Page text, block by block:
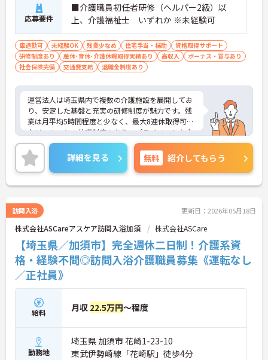
応募要件
■介護職員初任者研修（ヘルパー2級）以
上、介護福祉士 いずれか ※未経験可
車通勤可 未経験OK 残業少なめ 住宅手当・補助
資格取得サポート
研修制度あり
産休･育休･介護休暇取得実績あり 高収入
ボーナス・賞与あり
社会保険完備
交通費支給 退職金制度あり
運営法人は埼玉県内で複数の介護施設を展開してお
り、安定した基盤と充実の研修制度が魅力です。残
業は月平均5時間程度と少なく、最大8連休取得可能
なリフレッシュ休暇制度もあり、プライベートを大
切にしながら働けます。福利厚生も充実しており、
住宅手当の支給や、テーマパークの特別利用券、福
利厚生倶楽部「リロクラブ」にも加入しています。
職場の雰囲気は、年齢や社歴に関係なく意見が言え
る風通しの良さが自慢。先輩が丁寧に指導するので
ップ研修もあり、成長意欲の高い方にも最適な環境
です。家庭と両立しながら長く働きたい方、介護の
プロを目指したい方をお待ちしています。ご興味の
ある方は詳細等をお伝えしますので、お気軽にお問
い合わせください。
詳細を見る 無料 紹介してもらう
訪問入浴 更新日：2026年05月18日
株式会社ASCareアスケア訪問入浴加須 株式会社ASCare
【埼玉県／加須市】完全週休二日制！介護系資
格・経験不問◎訪問入浴介護職員募集《運転なし
／正社員》
給料 月収 22.5万円～程度
勤務地
埼玉県 加須市 花崎1-23-10
東武伊勢崎線「花崎駅」徒歩4分